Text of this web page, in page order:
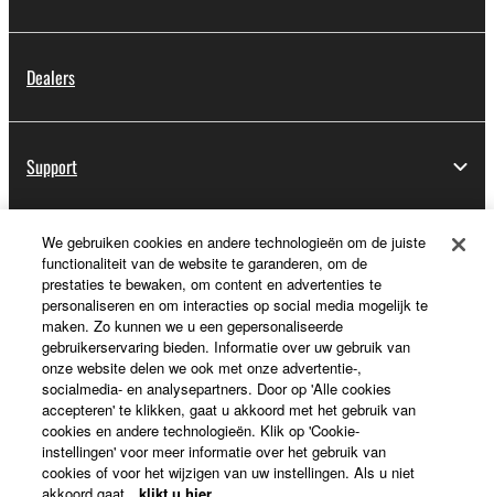
Dealers
Support
Registratie voor Yamaha Music ID
Over Yamaha
Nederland / België / Luxemburg - Dutch
Business
We gebruiken cookies en andere technologieën om de juiste
functionaliteit van de website te garanderen, om de
prestaties te bewaken, om content en advertenties te
personaliseren en om interacties op social media mogelijk te
maken. Zo kunnen we u een gepersonaliseerde
gebruikerservaring bieden. Informatie over uw gebruik van
onze website delen we ook met onze advertentie-,
socialmedia- en analysepartners. Door op 'Alle cookies
accepteren' te klikken, gaat u akkoord met het gebruik van
cookies en andere technologieën. Klik op 'Cookie-
instellingen' voor meer informatie over het gebruik van
cookies of voor het wijzigen van uw instellingen. Als u niet